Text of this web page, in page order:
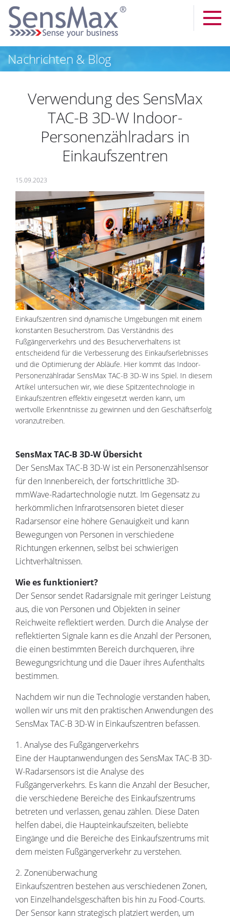
Nachrichten & Blog
Verwendung des SensMax
TAC-B 3D-W Indoor-
Personenzählradars in
Einkaufszentren
15.09.2023
Einkaufszentren sind dynamische Umgebungen mit einem
konstanten Besucherstrom. Das Verständnis des
Fußgängerverkehrs und des Besucherverhaltens ist
entscheidend für die Verbesserung des Einkaufserlebnisses
und die Optimierung der Abläufe. Hier kommt das Indoor-
Personenzählradar SensMax TAC-B 3D-W ins Spiel. In diesem
Artikel untersuchen wir, wie diese Spitzentechnologie in
Einkaufszentren effektiv eingesetzt werden kann, um
wertvolle Erkenntnisse zu gewinnen und den Geschäftserfolg
voranzutreiben.
SensMax TAC-B 3D-W Übersicht
Der SensMax TAC-B 3D-W ist ein Personenzählsensor
für den Innenbereich, der fortschrittliche 3D-
mmWave-Radartechnologie nutzt. Im Gegensatz zu
herkömmlichen Infrarotsensoren bietet dieser
Radarsensor eine höhere Genauigkeit und kann
Bewegungen von Personen in verschiedene
Richtungen erkennen, selbst bei schwierigen
Lichtverhältnissen.
Wie es funktioniert?
Der Sensor sendet Radarsignale mit geringer Leistung
aus, die von Personen und Objekten in seiner
Reichweite reflektiert werden. Durch die Analyse der
reflektierten Signale kann es die Anzahl der Personen,
die einen bestimmten Bereich durchqueren, ihre
Bewegungsrichtung und die Dauer ihres Aufenthalts
bestimmen.
Nachdem wir nun die Technologie verstanden haben,
wollen wir uns mit den praktischen Anwendungen des
SensMax TAC-B 3D-W in Einkaufszentren befassen.
1. Analyse des Fußgängerverkehrs
Eine der Hauptanwendungen des SensMax TAC-B 3D-
W-Radarsensors ist die Analyse des
Fußgängerverkehrs. Es kann die Anzahl der Besucher,
die verschiedene Bereiche des Einkaufszentrums
betreten und verlassen, genau zählen. Diese Daten
helfen dabei, die Haupteinkaufszeiten, beliebte
Eingänge und die Bereiche des Einkaufszentrums mit
dem meisten Fußgängerverkehr zu verstehen.
2. Zonenüberwachung
Einkaufszentren bestehen aus verschiedenen Zonen,
von Einzelhandelsgeschäften bis hin zu Food-Courts.
Der Sensor kann strategisch platziert werden, um